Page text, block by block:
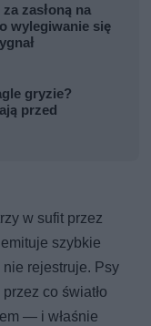
zasłoną na
wylegiwanie się
gryzie?
przed
w sufit przez
szybkie
rejestruje. Psy
co światło
— i właśnie